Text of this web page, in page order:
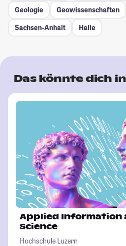
Geologie
Geowissenschaften
Sachsen-Anhalt
Halle
Das könnte dich
Applied Information
Science
Hochschule Luzern